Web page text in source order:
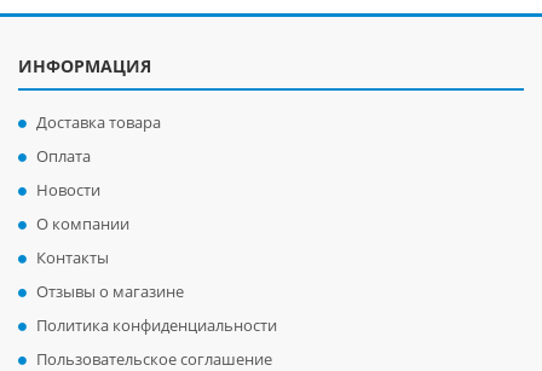
ИНФОРМАЦИЯ
Доставка товара
Оплата
Новости
О компании
Контакты
Отзывы о магазине
Политика конфиденциальности
Пользовательское соглашение